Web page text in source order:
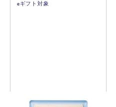
eギフト対象